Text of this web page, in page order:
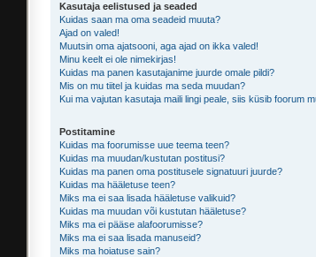
Kasutaja eelistused ja seaded
Kuidas saan ma oma seadeid muuta?
Ajad on valed!
Muutsin oma ajatsooni, aga ajad on ikka valed!
Minu keelt ei ole nimekirjas!
Kuidas ma panen kasutajanime juurde omale pildi?
Mis on mu tiitel ja kuidas ma seda muudan?
Kui ma vajutan kasutaja maili lingi peale, siis küsib foorum
Postitamine
Kuidas ma foorumisse uue teema teen?
Kuidas ma muudan/kustutan postitusi?
Kuidas ma panen oma postitusele signatuuri juurde?
Kuidas ma hääletuse teen?
Miks ma ei saa lisada hääletuse valikuid?
Kuidas ma muudan või kustutan hääletuse?
Miks ma ei pääse alafoorumisse?
Miks ma ei saa lisada manuseid?
Miks ma hoiatuse sain?